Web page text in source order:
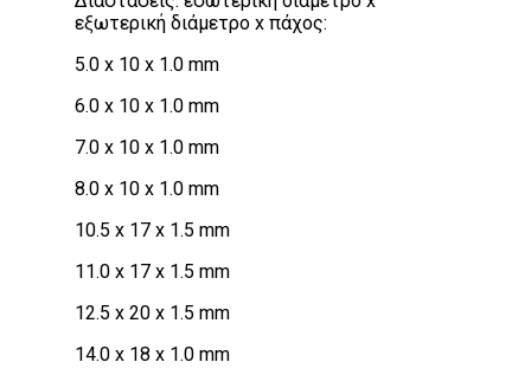
εξωτερική διάμετρο x πάχος:
5.0 x 10 x 1.0 mm
6.0 x 10 x 1.0 mm
7.0 x 10 x 1.0 mm
8.0 x 10 x 1.0 mm
10.5 x 17 x 1.5 mm
11.0 x 17 x 1.5 mm
12.5 x 20 x 1.5 mm
14.0 x 18 x 1.0 mm